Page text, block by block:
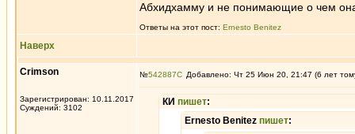
Абхидхамму и не понимающие о чем
Ответы на этот пост: Ernesto Benitez
Наверх
Crimson
Зарегистрирован: 10.11.2017
Суждений: 3102
№542887 Добавлено: Чт 25 Июн 20, 21:47 (6 лет
КИ пишет:
Ernesto Benitez пишет: